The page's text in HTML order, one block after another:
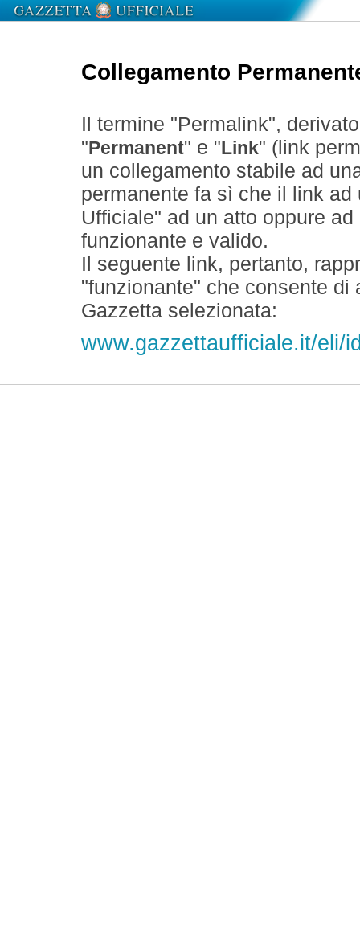
Collegamento
Il termine "Permalink",
" Permanent" e " Link" (link
un collegamento stabile ad
permanente fa sì che il link
Ufficiale" ad un atto oppure
funzionante e valido.
Il seguente link, pertanto,
"funzionante" che consente
Gazzetta selezionata:
www.gazzettaufficiale.it/eli/